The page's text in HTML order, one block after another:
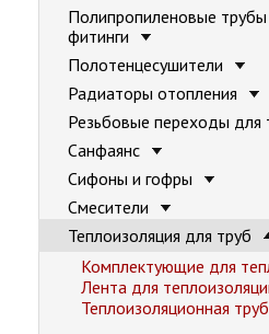
Полипропиленовые трубы
фитинги
Полотенцесушители
Радиаторы отопления
Резьбовые переходы для
Санфаянс
Сифоны и гофры
Смесители
Теплоизоляция для труб
Комплектующие для
Лента для
Теплоизоляционная